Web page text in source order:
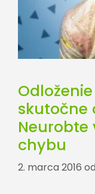
skutočne
chybu
2. marca 2016